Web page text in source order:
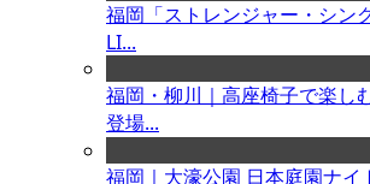
福岡「ストレンジャー・シン
LI...
福岡・柳川｜高座椅子で楽し
登場...
福岡｜大濠公園 日本庭園ナイ